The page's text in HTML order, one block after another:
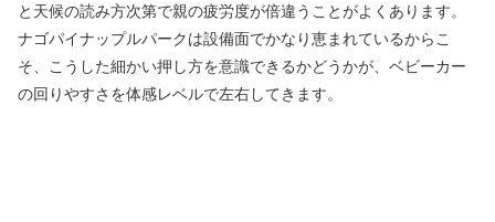
と天候の読み方次第で親の疲労度が倍違うことがよくあります。
ナゴパイナップルパークは設備面でかなり恵まれているからこ
そ、こうした細かい押し方を意識できるかどうかが、ベビーカー
の回りやすさを体感レベルで左右してきます。